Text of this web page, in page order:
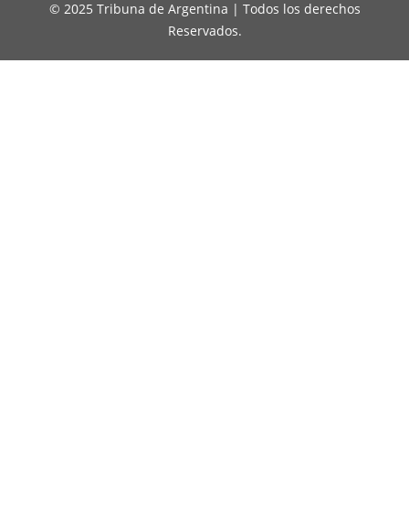
© 2025 Tribuna de Argentina | Todos los derechos
Reservados.